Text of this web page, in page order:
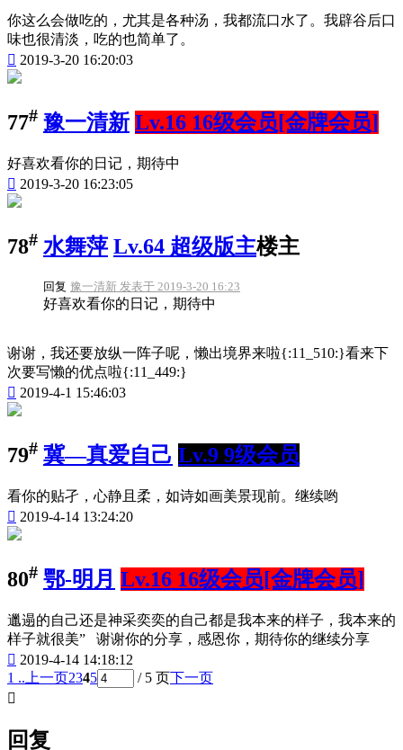
你这么会做吃的，尤其是各种汤，我都流口水了。我辟谷后口
味也很清淡，吃的也简单了。
 2019-3-20 16:20:03
77# 豫一清新 Lv.16 16级会员[金牌会员]
好喜欢看你的日记，期待中
 2019-3-20 16:23:05
78# 水舞萍 Lv.64 超级版主楼主
回复 豫一清新 发表于 2019-3-20 16:23
好喜欢看你的日记，期待中
谢谢，我还要放纵一阵子呢，懒出境界来啦{:11_510:}看来下
次要写懒的优点啦{:11_449:}
 2019-4-1 15:46:03
79# 冀—真爱自己 Lv.9 9级会员
看你的贴孑，心静且柔，如诗如画美景现前。继续哟
 2019-4-14 13:24:20
80# 鄂-明月 Lv.16 16级会员[金牌会员]
邋遢的自己还是神采奕奕的自己都是我本来的样子，我本来的
样子就很美” 谢谢你的分享，感恩你，期待你的继续分享
 2019-4-14 14:18:12
1 .. 上一页2345 / 5 页下一页

回复